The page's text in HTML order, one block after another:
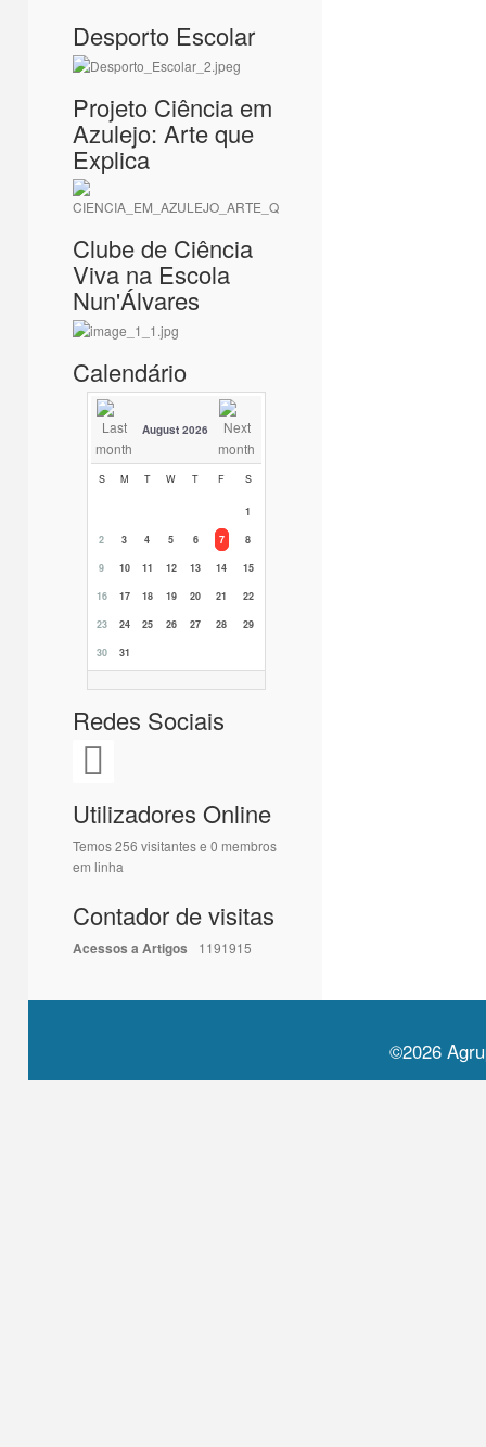
Desporto Escolar
Projeto Ciência em
Azulejo: Arte que
Explica
Clube de Ciência
Viva na Escola
Nun'Álvares
Calendário
August 2026
S M T W T F S
1
2
3 4 5 6 7
8
9
10 11 12 13 14
15
16
17 18 19 20 21
22
23
24 25 26 27 28
29
30
31
Redes Sociais
Utilizadores Online
Temos 256 visitantes e 0 membros
em linha
Contador de visitas
Acessos a Artigos 1191915
©2026